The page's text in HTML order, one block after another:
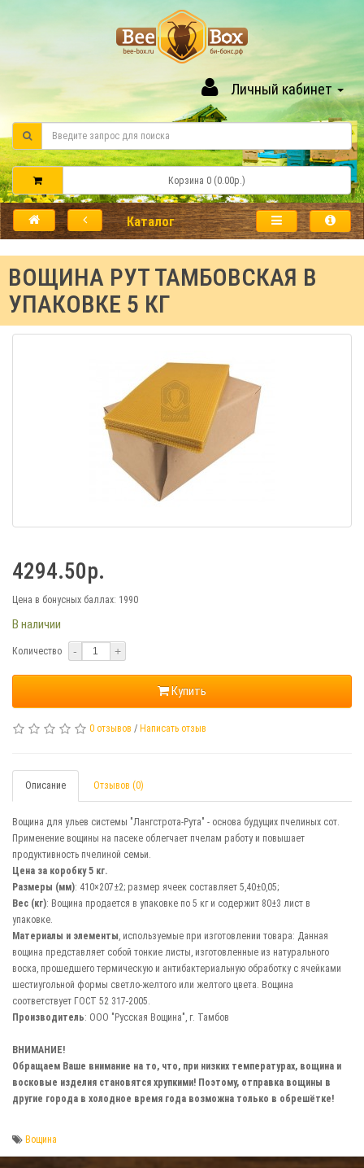
Личный кабинет
Корзина 0 (0.00р.)
Каталог
ВОЩИНА РУТ ТАМБОВСКАЯ В
УПАКОВКЕ 5 КГ
4294.50р.
Цена в бонусных баллах: 1990
В наличии
Количество - +
Купить
0 отзывов / Написать отзыв
Описание Отзывов (0)
Вощина для ульев системы "Лангстрота-Рута" - основа будущих пчелиных сот.
Применение вощины на пасеке облегчает пчелам работу и повышает
продуктивность пчелиной семьи.
Цена за коробку 5 кг.
Размеры (мм): 410×207±2; размер ячеек составляет 5,40±0,05;
Вес (кг): Вощина продается в упаковке по 5 кг и содержит 80±3 лист в
упаковке.
Материалы и элементы, используемые при изготовлении товара: Данная
вощина представляет собой тонкие листы, изготовленные из натурального
воска, прошедшего термическую и антибактериальную обработку с ячейками
шестиугольной формы светло-желтого или желтого цвета. Вощина
соответствует ГОСТ 52 317-2005.
Производитель: ООО "Русская Вощина", г. Тамбов
ВНИМАНИЕ!
Обращаем Ваше внимание на то, что, при низких температурах, вощина и
восковые изделия становятся хрупкими! Поэтому, отправка вощины в
другие города в холодное время года возможна только в обрешётке!
Вощина